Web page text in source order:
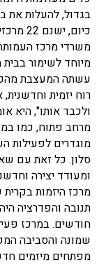
בגדול, להעלות את
כיום,
משרדי מרכז
מיוחד לשימור
עשתה המעצבת
רוח יזמית
ולכבד אותו", היא
מרחב פתוח, כמו
מוגדרים לפעילות
סלון. כל זאת עם
ומעודד יצירה
מרכז היזמות
תנובה והפדרציה
חודשים. במרכז
שמונה והסביבה
מפתחים מיזמים